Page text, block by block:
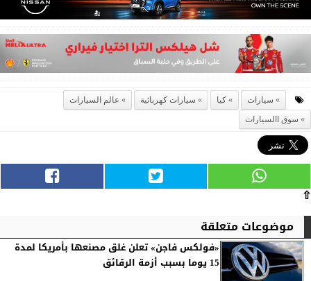
سيارات كيا سيارات كهربائية
عالم السيارات
سوق االسيارات
⇧
موضوعات متعلقة
«فولكس فاجن» تعلن غلق مصنعها بأمريكا لمدة
15 يوما بسبب أزمة الرقائق